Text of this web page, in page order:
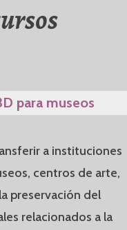
para museos
a instituciones
centros de arte,
preservación del
relacionados a la